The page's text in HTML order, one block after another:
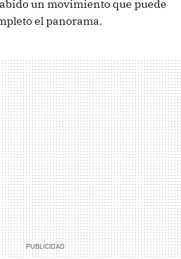
un movimiento que puede
el panorama.